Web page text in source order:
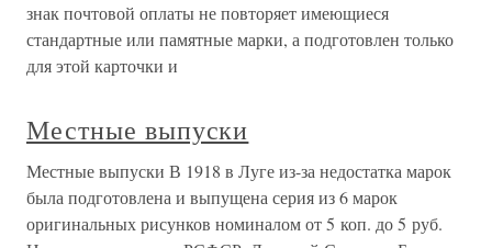
знак почтовой оплаты не повторяет имеющиеся
стандартные или памятные марки, а подготовлен только
для этой карточки и
Местные выпуски
Местные выпуски В 1918 в Луге из-за недостатка марок
была подготовлена и выпущена серия из 6 марок
оригинальных рисунков номиналом от 5 коп. до 5 руб.